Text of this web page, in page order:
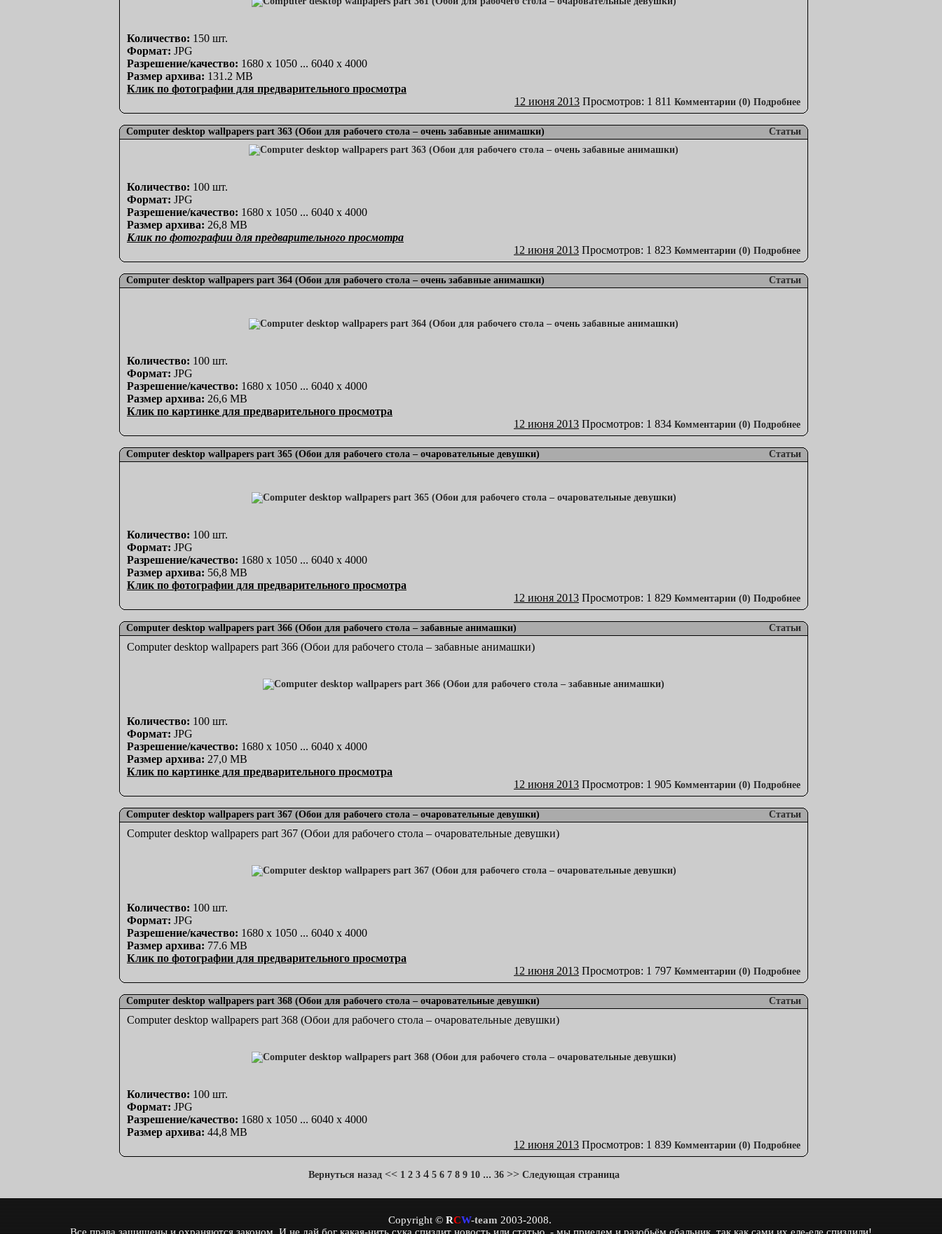
Количество: 150 шт.
Формат: JPG
Разрешение/качество: 1680 x 1050 ... 6040 x 4000
Размер архива: 131.2 MB
Клик по фотографии для предварительного просмотра
12 июня 2013 Просмотров: 1 811 Комментарии (0) Подробнее
Computer desktop wallpapers part 363 (Обои для рабочего стола – очень забавные анимашки) Статьи
Количество: 100 шт.
Формат: JPG
Разрешение/качество: 1680 x 1050 ... 6040 x 4000
Размер архива: 26,8 MB
Клик по фотографии для предварительного просмотра
12 июня 2013 Просмотров: 1 823 Комментарии (0) Подробнее
Computer desktop wallpapers part 364 (Обои для рабочего стола – очень забавные анимашки) Статьи
Количество: 100 шт.
Формат: JPG
Разрешение/качество: 1680 x 1050 ... 6040 x 4000
Размер архива: 26,6 MB
Клик по картинке для предварительного просмотра
12 июня 2013 Просмотров: 1 834 Комментарии (0) Подробнее
Computer desktop wallpapers part 365 (Обои для рабочего стола – очаровательные девушки) Статьи
Количество: 100 шт.
Формат: JPG
Разрешение/качество: 1680 x 1050 ... 6040 x 4000
Размер архива: 56,8 MB
Клик по фотографии для предварительного просмотра
12 июня 2013 Просмотров: 1 829 Комментарии (0) Подробнее
Computer desktop wallpapers part 366 (Обои для рабочего стола – забавные анимашки) Статьи
Computer desktop wallpapers part 366 (Обои для рабочего стола – забавные анимашки)
Количество: 100 шт.
Формат: JPG
Разрешение/качество: 1680 x 1050 ... 6040 x 4000
Размер архива: 27,0 MB
Клик по картинке для предварительного просмотра
12 июня 2013 Просмотров: 1 905 Комментарии (0) Подробнее
Computer desktop wallpapers part 367 (Обои для рабочего стола – очаровательные девушки) Статьи
Computer desktop wallpapers part 367 (Обои для рабочего стола – очаровательные девушки)
Количество: 100 шт.
Формат: JPG
Разрешение/качество: 1680 x 1050 ... 6040 x 4000
Размер архива: 77.6 MB
Клик по фотографии для предварительного просмотра
12 июня 2013 Просмотров: 1 797 Комментарии (0) Подробнее
Computer desktop wallpapers part 368 (Обои для рабочего стола – очаровательные девушки) Статьи
Computer desktop wallpapers part 368 (Обои для рабочего стола – очаровательные девушки)
Количество: 100 шт.
Формат: JPG
Разрешение/качество: 1680 x 1050 ... 6040 x 4000
Размер архива: 44,8 MB
12 июня 2013 Просмотров: 1 839 Комментарии (0) Подробнее
Вернуться назад<< 1 2 3 4 5 6 7 8 9 10 ... 36>> Следующая страница
Copyright ©RCW-team2003-2008.